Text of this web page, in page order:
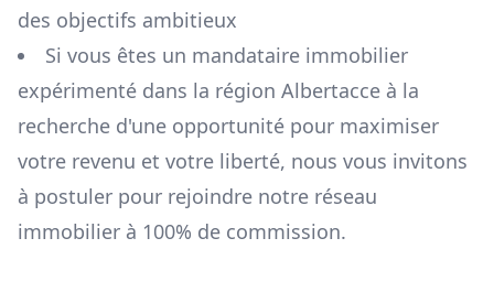
des objectifs ambitieux
Si vous êtes un mandataire immobilier
expérimenté dans la région Albertacce à la
recherche d'une opportunité pour maximiser
votre revenu et votre liberté, nous vous invitons
à postuler pour rejoindre notre réseau
immobilier à 100% de commission.